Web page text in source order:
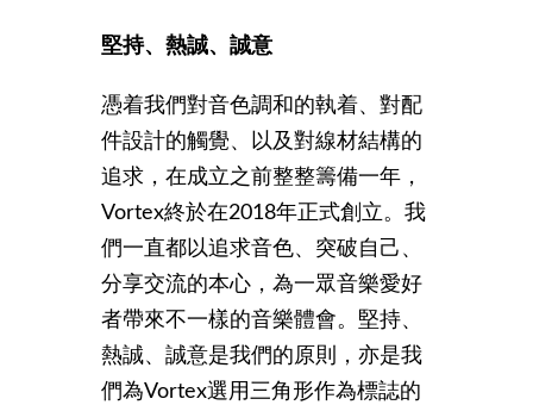
堅持、熱誠、誠意
憑着我們對音色調和的執着、對配
件設計的觸覺、以及對線材結構的
追求，在成立之前整整籌備一年，
Vortex終於在2018年正式創立。我
們一直都以追求音色、突破自己、
分享交流的本心，為一眾音樂愛好
者帶來不一樣的音樂體會。堅持、
熱誠、誠意是我們的原則，亦是我
們為Vortex選用三角形作為標誌的